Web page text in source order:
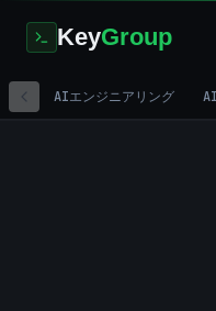
KeyGroup
AIエンジニアリング
Home/Development/